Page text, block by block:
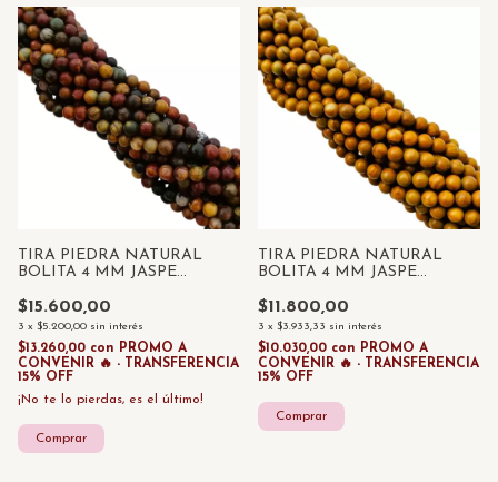
TIRA PIEDRA NATURAL
BOLITA 4 MM JASPE
$15.600,00
3 x $5.200,00 sin interés
$13.260,00 con PROMO A
CONVENIR 🔥 - TRANSFERENCIA
15% OFF
¡No te lo pierdas, es el último!
TIRA PIEDRA NATURAL
BOLITA 4 MM JASPE
$11.800,00
3 x $3.933,33 sin interés
$10.030,00 con PROMO A
CONVENIR 🔥 - TRANSFERENCIA
15% OFF